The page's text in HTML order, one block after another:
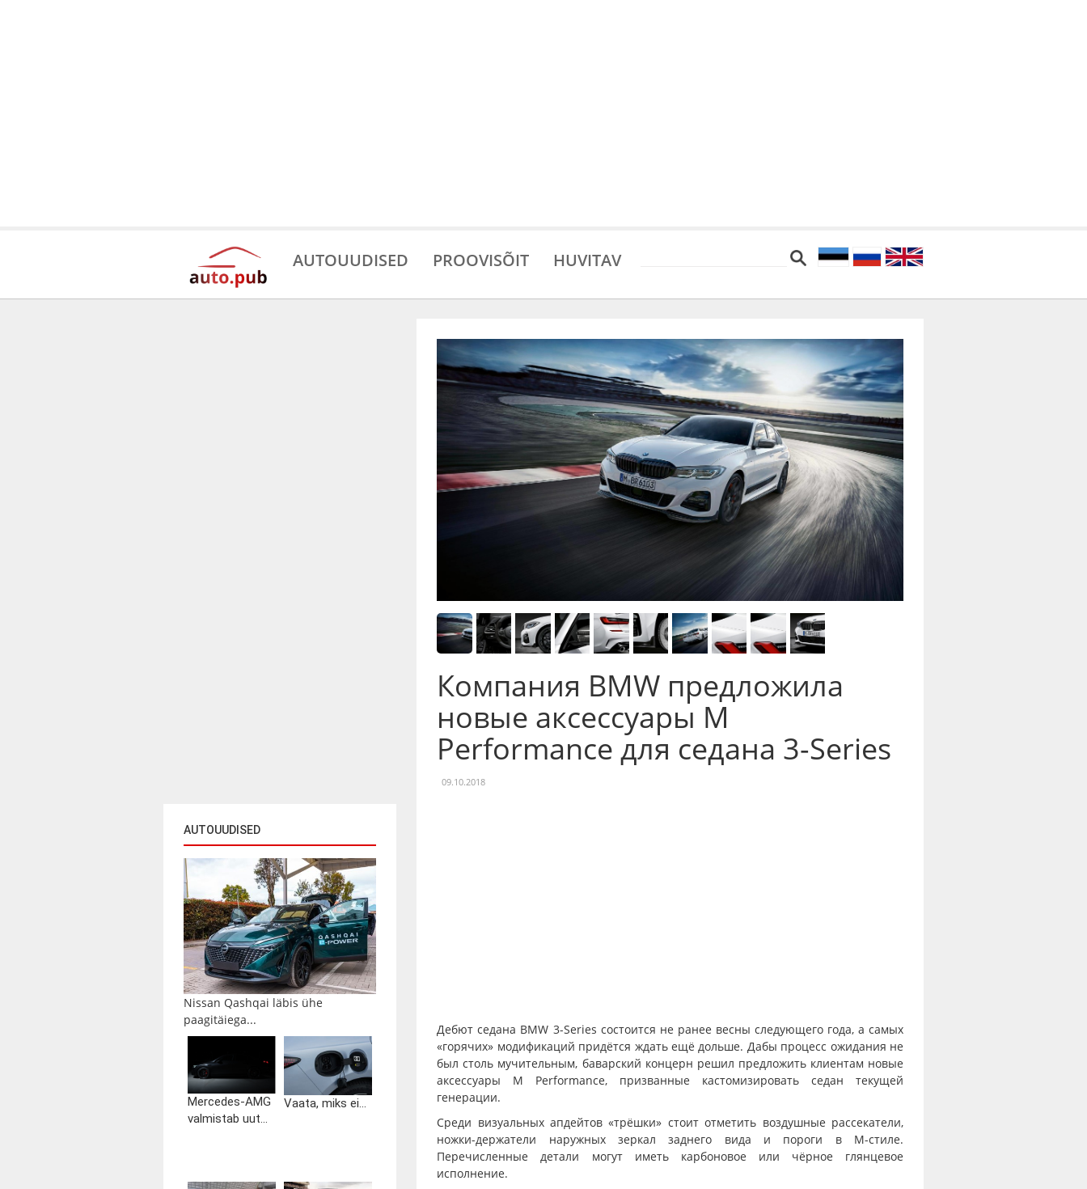
AUTOUUDISED PROOVISÕIT HUVITAV
AUTOUUDISED
Nissan Qashqai läbis ühe
paagitäiega...
Mercedes-AMG
valmistab uut...
Vaata, miks ei...
Компания BMW предложила
новые аксессуары M
Performance для седана 3-Series
09.10.2018
Дебют седана BMW 3-Series состоится не ранее весны следующего года, а самых
«горячих» модификаций придётся ждать ещё дольше. Дабы процесс ожидания не
был столь мучительным, баварский концерн решил предложить клиентам новые
аксессуары M Performance, призванные кастомизировать седан текущей
генерации.
Среди визуальных апдейтов «трёшки» стоит отметить воздушные рассекатели,
ножки-держатели наружных зеркал заднего вида и пороги в М-стиле.
Перечисленные детали могут иметь карбоновое или чёрное глянцевое
исполнение.